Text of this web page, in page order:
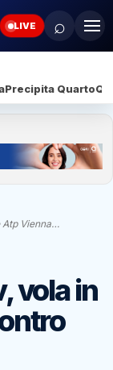
LIVE ⌕
Precipita Quarto
Atp Vienna…
vola in